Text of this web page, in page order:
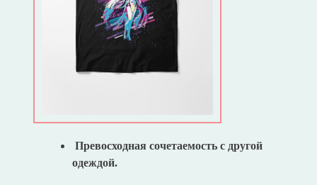
Превосходная сочетаемость с другой
одеждой.